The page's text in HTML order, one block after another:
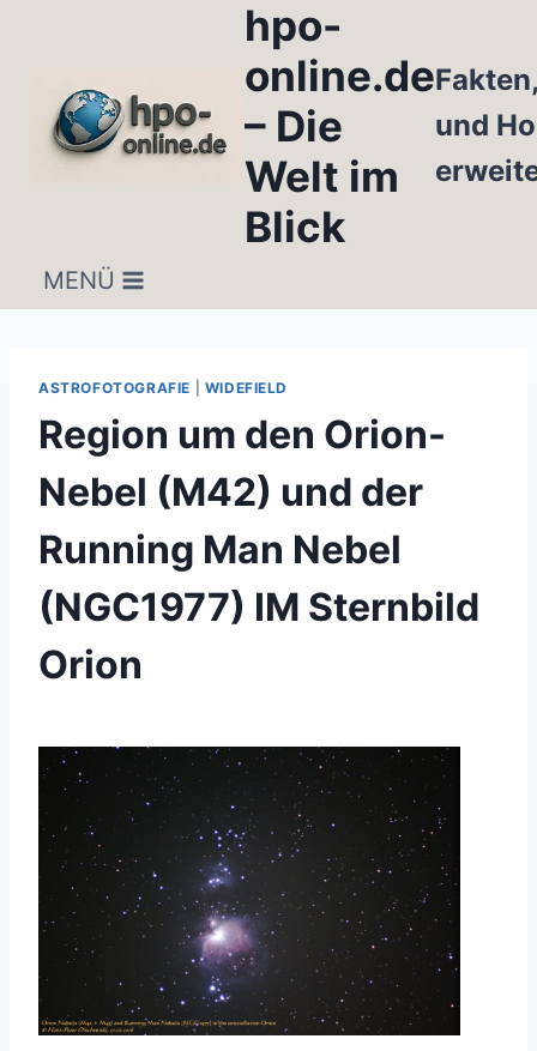
hpo-
online.de
– Die
Welt im
Blick
und
MENÜ
ASTROFOTOGRAFIE WIDEFIELD
Region um den Orion-
Nebel (M42) und der
Running Man Nebel
(NGC1977) IM Sternbild
Orion